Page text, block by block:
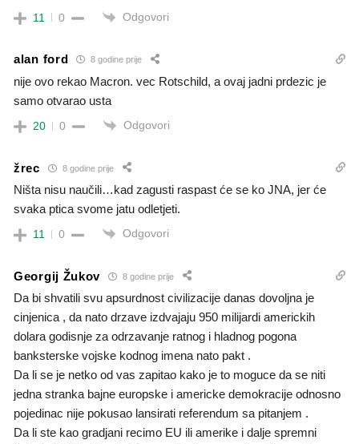
11 0 Odgovori
alan ford 8 godine prije
nije ovo rekao Macron. vec Rotschild, a ovaj jadni prdezic je
samo otvarao usta
20 0 Odgovori
žrec 8 godine prije
Ništa nisu naučili…kad zagusti raspast će se ko JNA, jer će
svaka ptica svome jatu odletjeti.
11 0 Odgovori
Georgij Žukov 8 godine prije
Da bi shvatili svu apsurdnost civilizacije danas dovoljna je
cinjenica , da nato drzave izdvajaju 950 milijardi americkih
dolara godisnje za odrzavanje ratnog i hladnog pogona
banksterske vojske kodnog imena nato pakt .
Da li se je netko od vas zapitao kako je to moguce da se niti
jedna stranka bajne europske i americke demokracije odnosno
pojedinac nije pokusao lansirati referendum sa pitanjem .
Da li ste kao gradjani recimo EU ili amerike i dalje spremni